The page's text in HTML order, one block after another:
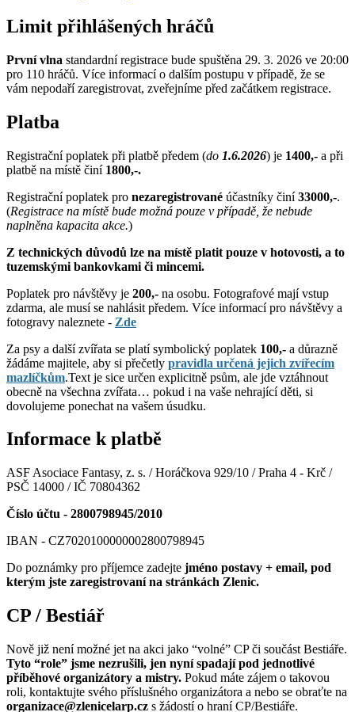
Limit přihlášených hráčů
První vlna standardní registrace bude spuštěna 29. 3. 2026 ve 20:00
pro 110 hráčů. Více informací o dalším postupu v případě, že se
vám nepodaří zaregistrovat, zveřejníme před začátkem registrace.
Platba
Registrační poplatek při platbě předem (do 1.6.2026) je 1400,- a při
platbě na místě činí 1800,-.
Registrační poplatek pro nezaregistrované účastníky činí33000,-.
(Registrace na místě bude možná pouze v případě, že nebude
naplněna kapacita akce.)
Z technických důvodů lze na místě platit pouze v hotovosti, a to
tuzemskými bankovkami či mincemi.
Poplatek pro návštěvy je 200,- na osobu. Fotografové mají vstup
zdarma, ale musí se nahlásit předem. Více informací pro návštěvy a
fotogravy naleznete - Zde
Za psy a další zvířata se platí symbolický poplatek 100,- a důrazně
žádáme majitele, aby si přečetly pravidla určená jejich zvířecím
mazlíčkům.Text je sice určen explicitně psům, ale jde vztáhnout
obecně na všechna zvířata… pokud i na vaše nehrající děti, si
dovolujeme ponechat na vašem úsudku.
Informace k platbě
ASF Asociace Fantasy, z. s. / Horáčkova 929/10 / Praha 4 - Krč /
PSČ 14000 / IČ 70804362
Číslo účtu - 2800798945/2010
IBAN - CZ7020100000002800798945
Do poznámky pro příjemce zadejte jméno postavy + email, pod
kterým jste zaregistrovaní na stránkách Zlenic.
CP / Bestiář
Nově již není možné jet na akci jako “volné” CP či součást Bestiáře.
Tyto “role” jsme nezrušili, jen nyní spadají pod jednotlivé
příběhové organizátory a mistry. Pokud máte zájem o takovou
roli, kontaktujte svého příslušného organizátora a nebo se obraťte na
organizace@zlenicelarp.cz s žádostí o hraní CP/Bestiáře.